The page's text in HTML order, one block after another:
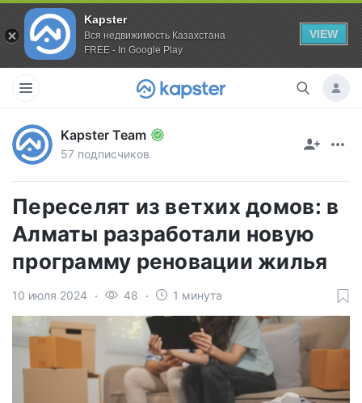
Kapster
Вся недвижимость Казахстана
FREE - In Google Play
VIEW
Kapster Team
57 подписчиков
Переселят из ветхих домов: в
Алматы разработали новую
программу реновации жилья
10 июля 2024 48 1 минута